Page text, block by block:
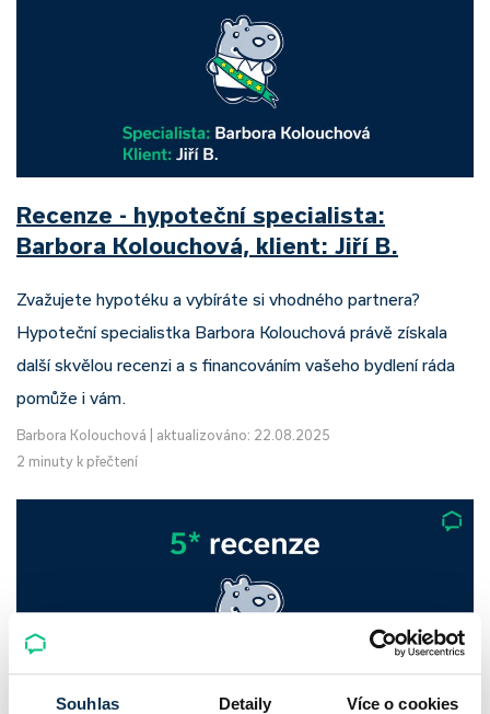
Souhlas Detaily Více o cookies
Recenze - hypoteční specialista:
Barbora Kolouchová, klient: Jiří B.
Zvažujete hypotéku a vybíráte si vhodného partnera?
Hypoteční specialistka Barbora Kolouchová právě získala
další skvělou recenzi a s financováním vašeho bydlení ráda
pomůže i vám.
Barbora Kolouchová
aktualizováno: 22.08.2025
2 minuty k přečtení